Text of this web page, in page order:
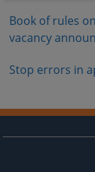
Book of rules
vacancy
Stop errors in